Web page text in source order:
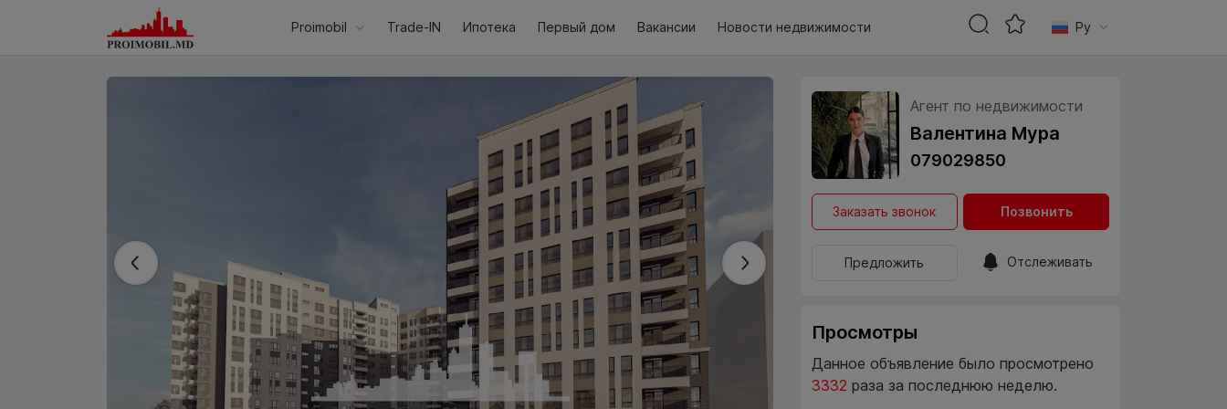
Агент по недвижимости
Валентина Мура
079029850
Заказать звонок Позвонить
Предложить Отслеживать
Просмотры
Данное объявление было просмотрено
3332 раза за последнюю неделю.
Proimobil Trade-IN Ипотека Первый дом Вакансии Новости недвижимости Ру